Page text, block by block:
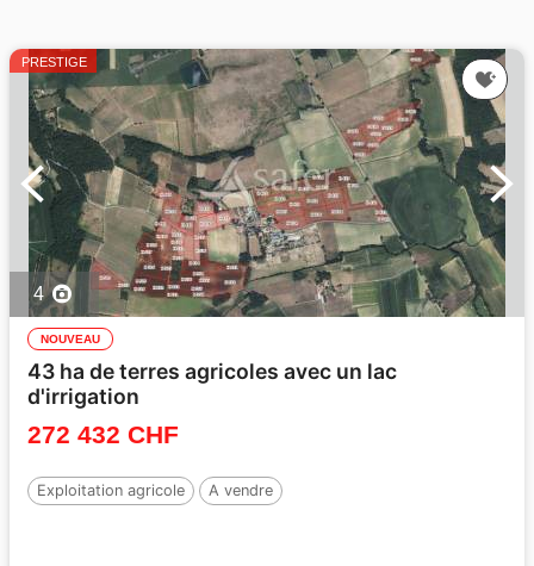
PRESTIGE
4
NOUVEAU
43 ha de terres agricoles avec un lac
d'irrigation
272 432 CHF
Exploitation agricole A vendre